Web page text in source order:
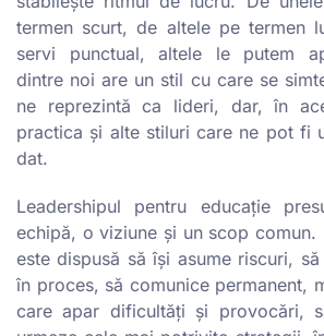
termen scurt, de altele pe termen
servi punctual, altele le putem
dintre noi are un stil cu care se
ne reprezintă ca lideri, dar, în
practica și alte stiluri care ne pot fi
dat.
Leadershipul pentru educație
echipă, o viziune și un scop comun.
este dispusă să își asume riscuri,
în proces, să comunice permanent,
care apar dificultăți și provocări,